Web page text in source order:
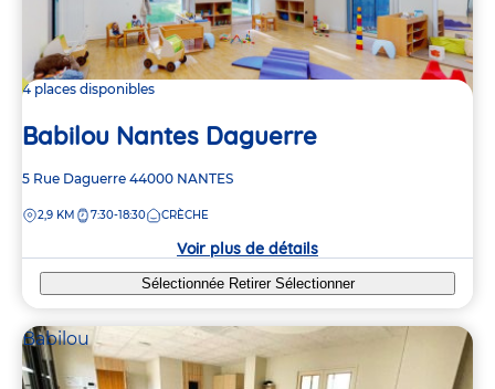
4 places disponibles
Babilou Nantes Daguerre
Adresse
la
5 Rue Daguerre 44000 NANTES
DISTANCE
2,9 KM 7:30-18:30 CRÈCHE
Voir plus de détails
Sélectionnée Retirer Sélectionner
Babilou